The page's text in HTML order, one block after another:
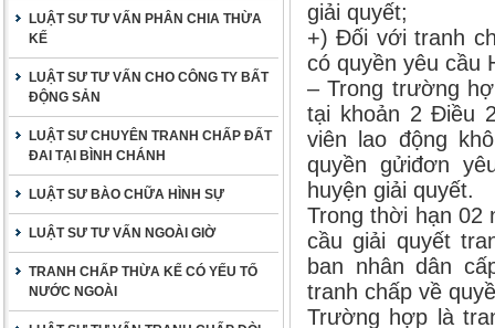
LUẬT SƯ TƯ VẤN PHÂN CHIA THỪA
KẾ
LUẬT SƯ TƯ VẤN CHO CÔNG TY BẤT
ĐỘNG SẢN
LUẬT SƯ CHUYÊN TRANH CHẤP ĐẤT
ĐAI TẠI BÌNH CHÁNH
LUẬT SƯ BÀO CHỮA HÌNH SỰ
LUẬT SƯ TƯ VẤN NGOÀI GIỜ
TRANH CHẤP THỪA KẾ CÓ YẾU TỐ
NƯỚC NGOÀI
giải quyết;
+) Đối với tranh
có quyền yêu cầu
– Trong trường
tại khoản 2 Điều
viên lao động
quyền gửiđơn
huyện giải quyết.
Trong thời hạn 02
cầu giải quyết
ban nhân dân
tranh chấp về
Trường hợp là